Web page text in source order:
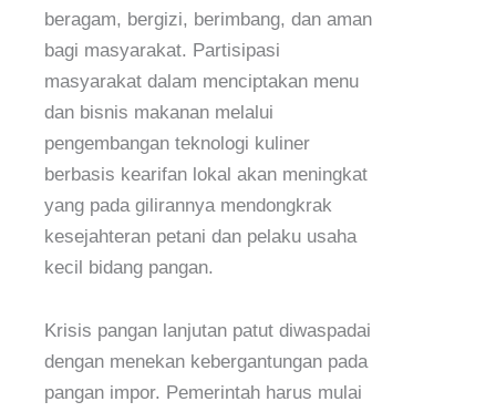
beragam, bergizi, berimbang, dan aman
bagi masyarakat. Partisipasi
masyarakat dalam menciptakan menu
dan bisnis makanan melalui
pengembangan teknologi kuliner
berbasis kearifan lokal akan meningkat
yang pada gilirannya mendongkrak
kesejahteran petani dan pelaku usaha
kecil bidang pangan.
Krisis pangan lanjutan patut diwaspadai
dengan menekan kebergantungan pada
pangan impor. Pemerintah harus mulai